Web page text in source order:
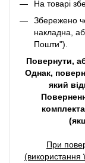
На товарі
Збережено
накладна,
Пошти").
Повернути,
Однак,
який
При
(використання